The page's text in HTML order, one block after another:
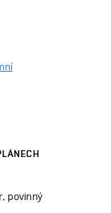
povinný